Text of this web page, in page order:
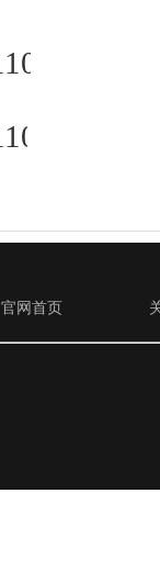
官网首页